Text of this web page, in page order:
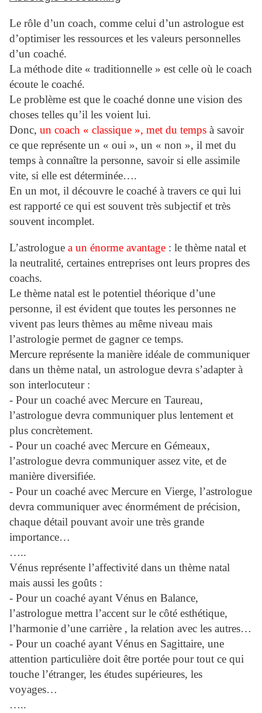
Le rôle d’un coach, comme celui d’un astrologue est
d’optimiser les ressources et les valeurs personnelles
d’un coaché.
La méthode dite « traditionnelle » est celle où le coach
écoute le coaché.
Le problème est que le coaché donne une vision des
choses telles qu’il les voient lui.
Donc, un coach « classique », met du temps à savoir
ce que représente un « oui », un « non », il met du
temps à connaître la personne, savoir si elle assimile
vite, si elle est déterminée….
En un mot, il découvre le coaché à travers ce qui lui
est rapporté ce qui est souvent très subjectif et très
souvent incomplet.
L’astrologue a un énorme avantage : le thème natal et
la neutralité, certaines entreprises ont leurs propres des
coachs.
Le thème natal est le potentiel théorique d’une
personne, il est évident que toutes les personnes ne
vivent pas leurs thèmes au même niveau mais
l’astrologie permet de gagner ce temps.
Mercure représente la manière idéale de communiquer
dans un thème natal, un astrologue devra s’adapter à
son interlocuteur :
- Pour un coaché avec Mercure en Taureau,
l’astrologue devra communiquer plus lentement et
plus concrètement.
- Pour un coaché avec Mercure en Gémeaux,
l’astrologue devra communiquer assez vite, et de
manière diversifiée.
- Pour un coaché avec Mercure en Vierge, l’astrologue
devra communiquer avec énormément de précision,
chaque détail pouvant avoir une très grande
importance…
…..
Vénus représente l’affectivité dans un thème natal
mais aussi les goûts :
- Pour un coaché ayant Vénus en Balance,
l’astrologue mettra l’accent sur le côté esthétique,
l’harmonie d’une carrière , la relation avec les autres…
- Pour un coaché ayant Vénus en Sagittaire, une
attention particulière doit être portée pour tout ce qui
touche l’étranger, les études supérieures, les
voyages…
…..